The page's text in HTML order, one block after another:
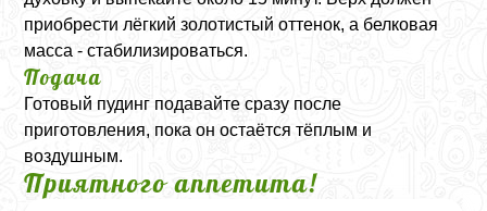
приобрести лёгкий золотистый оттенок, а белковая
масса - стабилизироваться.
Подача
Готовый пудинг подавайте сразу после
приготовления, пока он остаётся тёплым и
воздушным.
Приятного аппетита!